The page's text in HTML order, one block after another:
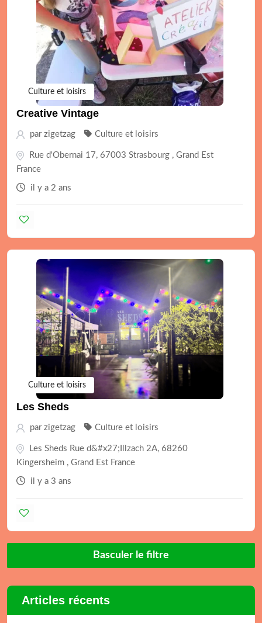
Culture et loisirs
Creative Vintage
par zigetzag Culture et loisirs
Rue d'Obernai 17, 67003 Strasbourg , Grand Est
France
il y a 2 ans
Culture et loisirs
Les Sheds
par zigetzag Culture et loisirs
Les Sheds Rue d&#x27;Illzach 2A, 68260
Kingersheim , Grand Est France
il y a 3 ans
Basculer le filtre
Articles récents